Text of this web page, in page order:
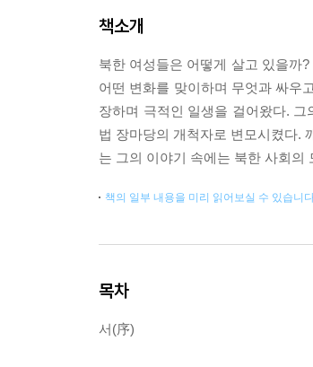
책소개
북한 여성들은 어떻게 살고 있을까
어떤 변화를 맞이하며 무엇과 싸우
장하며 극적인 일생을 걸어왔다. 그
법 장마당의 개척자로 변모시켰다.
는 그의 이야기 속에는 북한 사회의
책의 일부 내용을 미리 읽어보실 수 있습니
목차
서(序)